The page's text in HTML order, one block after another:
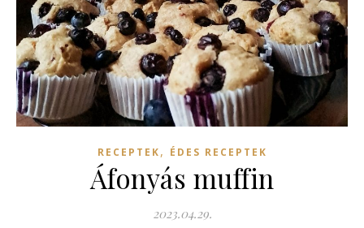
RECEPTEK, ÉDES RECEPTEK
Áfonyás muffin
2023.04.29.